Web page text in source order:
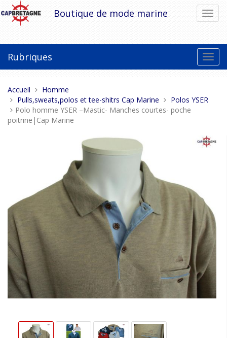
Aller
au
contenu
la
Boutique de mode marine
la
Rubriques
Vous
êtes
ici :
Accueil
Homme
Pulls,sweats,polos et tee-shitrs Cap Marine
Polos YSER
Polo homme YSER –Mastic- Manches courtes- poche
poitrine|Cap Marine